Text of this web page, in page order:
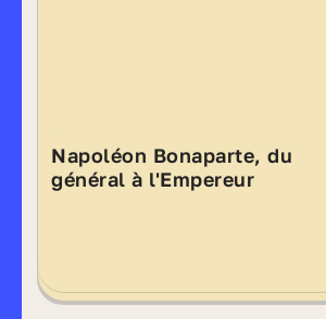
Napoléon Bonaparte, du
général à l'Empereur